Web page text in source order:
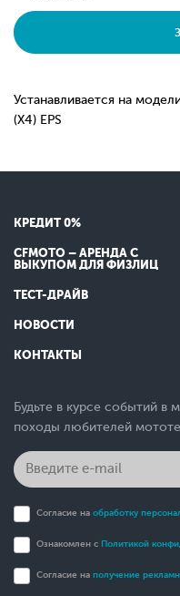
Устанавливается на
(X4) EPS
КРЕДИТ 0%
CFMOTO – АРЕНДА С
ВЫКУПОМ ДЛЯ ФИЗЛИЦ
ТЕСТ-ДРАЙВ
НОВОСТИ
КОНТАКТЫ
Будьте в курсе событий в
походы любителей
Согласие на обработку
Ознакомлен с Политикой
Согласие на получение